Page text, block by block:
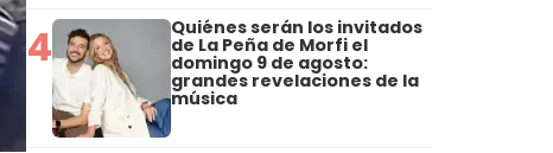
4 Quiénes serán los invitados
de La Peña de Morfi el
domingo 9 de agosto:
grandes revelaciones de la
música